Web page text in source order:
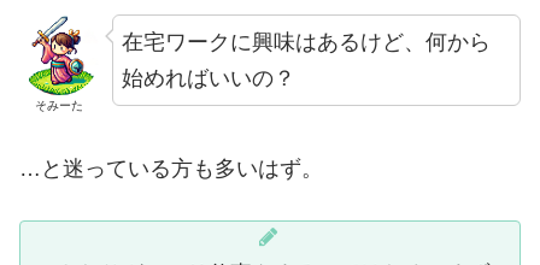
そみーた
在宅ワークに興味はあるけど、何から
始めればいいの？
…と迷っている方も多いはず。